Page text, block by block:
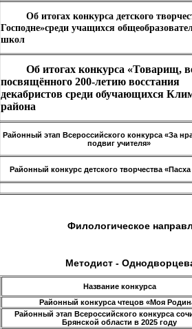
Об итогах конкурса детского
Господне»среди учащихся
школ
Об итогах конкурса «Товарищ,
посвящённого 200-летию восстания
декабристов среди обучающихся
района
Районный этап Всероссийского конкурса «За
подвиг учителя»
Районный конкурс детского творчества
Филологическое
Методист -
Название конкурса
Районный конкурса чтецов «Моя
Районный этап Всероссийского конкурса
Брянской области в 2025 году